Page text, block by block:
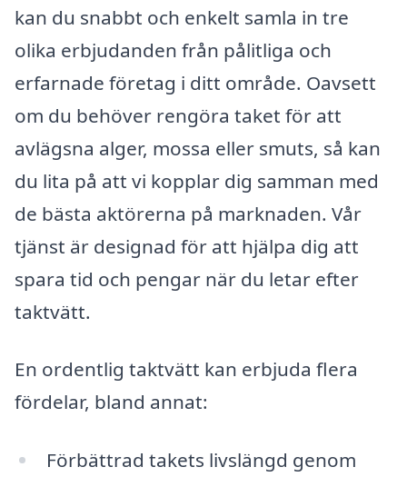
kan du snabbt och enkelt samla in tre
olika erbjudanden från pålitliga och
erfarnade företag i ditt område. Oavsett
om du behöver rengöra taket för att
avlägsna alger, mossa eller smuts, så kan
du lita på att vi kopplar dig samman med
de bästa aktörerna på marknaden. Vår
tjänst är designad för att hjälpa dig att
spara tid och pengar när du letar efter
taktvätt.
En ordentlig taktvätt kan erbjuda flera
fördelar, bland annat:
Förbättrad takets livslängd genom